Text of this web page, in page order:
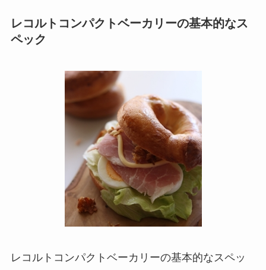
レコルトコンパクトベーカリーの基本的なス
ペック
レコルトコンパクトベーカリーの基本的なスペッ